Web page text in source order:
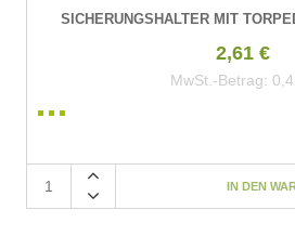
SICHERUNGSHALTER MIT
2,61 €
MwSt.-Betrag: